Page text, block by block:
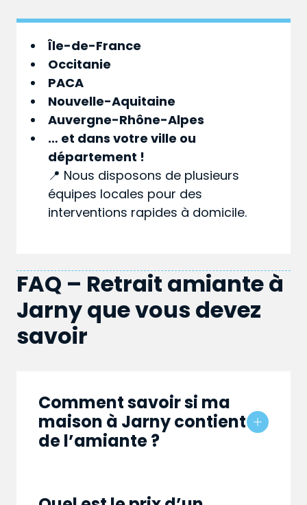
Île-de-France
Occitanie
PACA
Nouvelle-Aquitaine
Auvergne-Rhône-Alpes
… et dans votreville ou
département !
📍 Nous disposons de plusieurs
équipes locales pour des
interventions rapides à domicile.
FAQ – Retrait amiante à
Jarny que vous devez
savoir
Comment savoir si ma
maison à Jarny contient
de l’amiante ?